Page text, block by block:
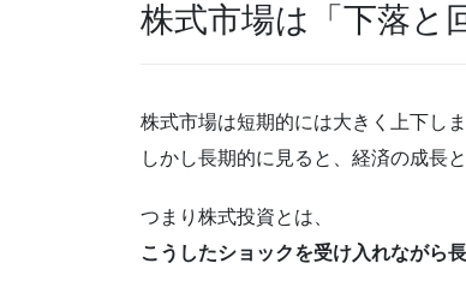
株式市場は「下落と
株式市場は短期的には大きく上下しま
しかし長期的に見ると、経済の成長
つまり株式投資とは、
こうしたショックを受け入れながら